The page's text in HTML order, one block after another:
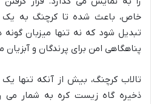
خاص، باعث شده تا کرچنگ به یک
تبدیل شود که نه تنها میزبان
پناهگاهی امن برای پرندگان و
تالاب کرچنگ، بیش از آنکه تنها
ذخیره گاه زیست کره به شمار